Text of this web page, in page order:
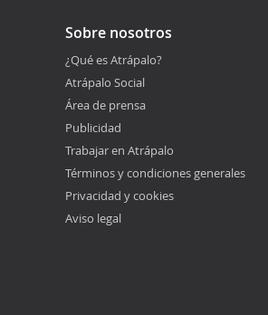
Sobre nosotros
¿Qué es Atrápalo?
Atrápalo Social
Área de prensa
Publicidad
Trabajar en Atrápalo
Términos y condiciones generales
Privacidad y cookies
Aviso legal